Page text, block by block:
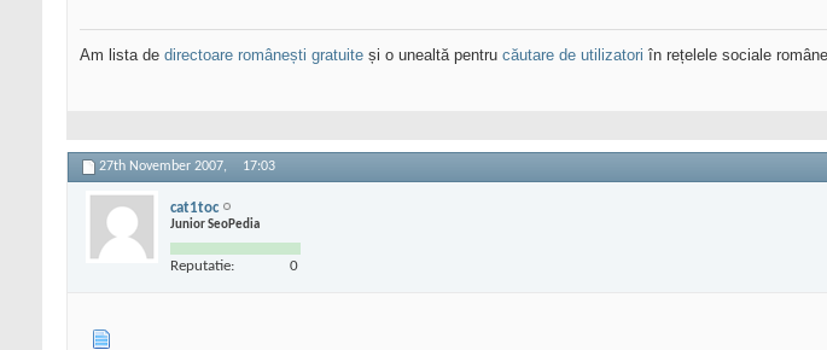
Am lista de directoare românești gratuite și o unealtă pentru căutare de utilizatori în rețelele sociale
27th November 2007, 17:03
cat1toc
Junior SeoPedia
Reputatie: 0